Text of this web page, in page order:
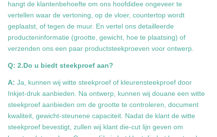
hangt de klantenbehoefte om ons hoofdidee ongeveer te
vertellen waar de vertoning, op de vloer, countertop wordt
geplaatst, of tegen de muur. En vertel ons detailleerde
producteninformatie (grootte, gewicht, hoe te plaatsing) of
verzenden ons een paar productsteekproeven voor ontwerp.
Q: 2.Do u biedt steekproef aan?
A: Ja, kunnen wij witte steekproef of kleurensteekproef door
Inkjet-druk aanbieden. Na ontwerp, kunnen wij douane een witte
steekproef aanbieden om de grootte te controleren, document
kwaliteit, gewicht-steunene capaciteit. Nadat de klant de witte
steekproef bevestigt, zullen wij klant die-cut lijn geven om